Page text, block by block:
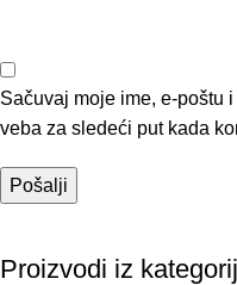
Sačuvaj moje ime, e-poštu
veba za sledeći put kada
Proizvodi iz